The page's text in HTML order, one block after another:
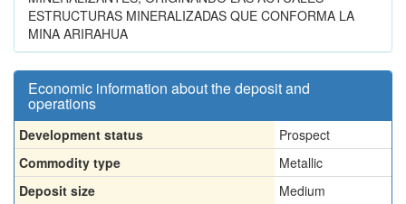
ESTRUCTURAS MINERALIZADAS QUE CONFORMA LA
MINA ARIRAHUA
Economic information about the deposit and
operations
Development status
Prospect
Commodity type
Metallic
Deposit size
Medium